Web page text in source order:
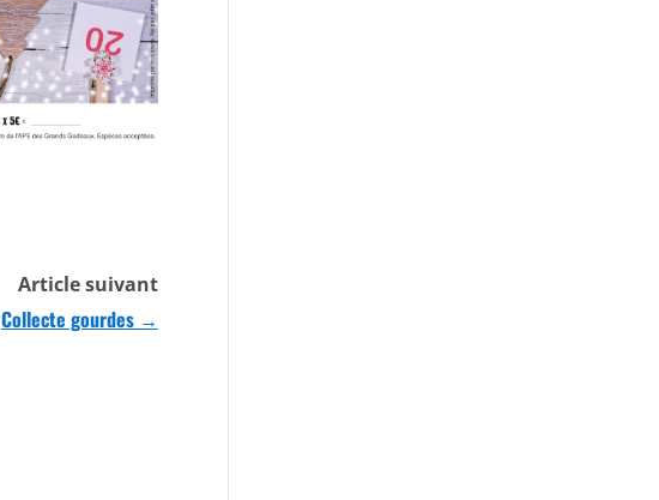
Article suivant
Collecte gourdes →